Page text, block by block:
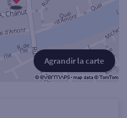
Agrandir la carte